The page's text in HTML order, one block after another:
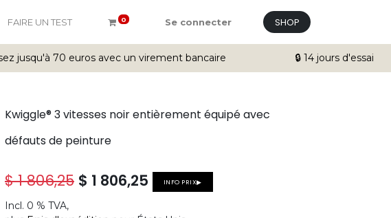
FAIRE UN TEST 0 Se connecter SHOP
jusqu'à 70 euros avec un virement bancaire 🔒 14 jours d'essai
Kwiggle® 3 vitesses noir entièrement équipé avec
défauts de peinture
$1 806,25 $ 1 806,25 INFO PRIX▶
Incl. 0 % TVA,